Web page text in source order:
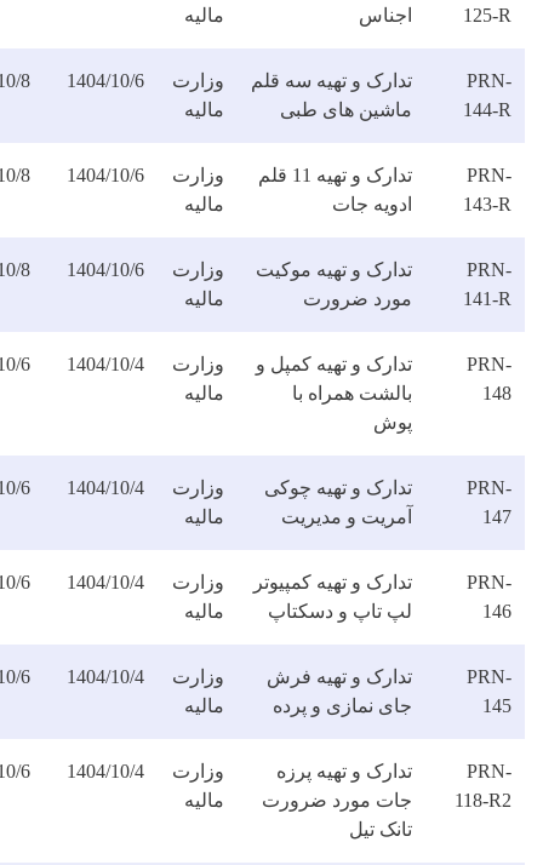
مالیه
و تهیه سه قلم
های طبی
وزارت
مالیه
1404/10/6
1404/10/8
دانلود
تدارک و تهیه 11 قلم
جات
وزارت
مالیه
1404/10/6
1404/10/8
دانلود
و تهیه موکیت
ضرورت
وزارت
مالیه
1404/10/6
1404/10/8
دانلود
و تهیه کمپل و
همراه با
وزارت
مالیه
1404/10/4
1404/10/6
دانلود
و تهیه چوکی
و مدیریت
وزارت
مالیه
1404/10/4
1404/10/6
دانلود
و تهیه کمپیوتر
تاپ و دسکتاپ
وزارت
مالیه
1404/10/4
1404/10/6
دانلود
و تهیه فرش
نمازی و پرده
وزارت
مالیه
1404/10/4
1404/10/6
دانلود
و تهیه پرزه
مورد ضرورت
وزارت
مالیه
1404/10/4
1404/10/6
دانلود